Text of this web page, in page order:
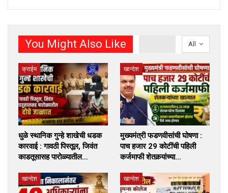
All
You Might Also Like
क्राईम
धुळे स्थानिक गुन्हे शाखेची धडक
कारवाई : गावठी पिस्तूल, जिवंत
काडतूसासह पारोळ्यातील…
खान्देश
मुख्यमंत्री फडणवीसांची घोषणा :
पाच हजार 29 कोटींची पहिली
कर्जमाफी शेतकर्‍यांच्या…
खान्देश खान्देश